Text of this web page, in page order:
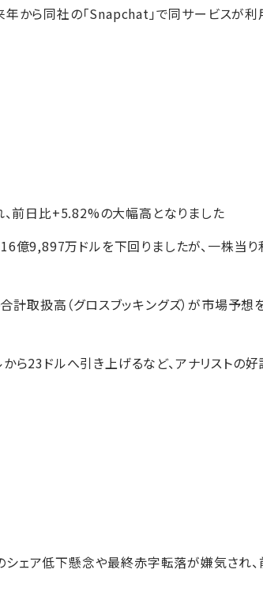
から同社の「Snapchat」で同サービスが
前日比+5.82%の大幅高となりました
9,897万ドルを下回りましたが、一株当り
計取扱高（グロスブッキングズ）が市場予想
ら23ドルへ引き上げるなど、アナリストの
ェア低下懸念や最終赤字転落が嫌気され、